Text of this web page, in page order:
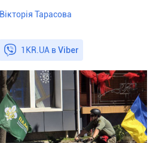
Вікторія Тарасова
1KR.UA вViber